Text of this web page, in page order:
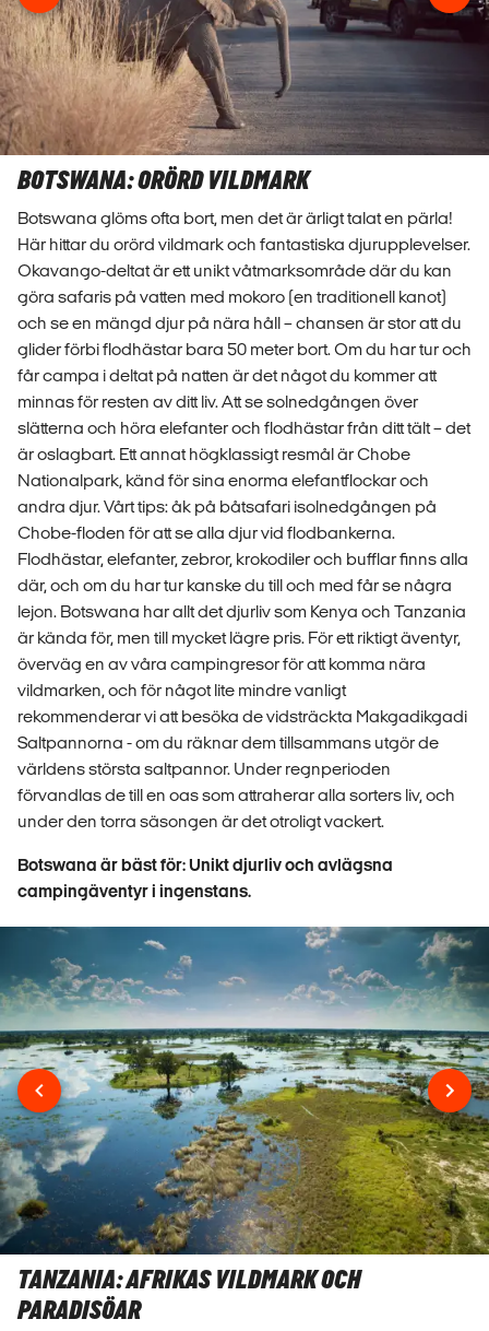
BOTSWANA: ORÖRD VILDMARK
Botswana glöms ofta bort, men det är ärligt talat en pärla!
Här hittar du orörd vildmark och fantastiska djurupplevelser.
Okavango-deltat är ett unikt våtmarksområde där du kan
göra safaris på vatten med mokoro (en traditionell kanot)
och se en mängd djur på nära håll – chansen är stor att du
glider förbi flodhästar bara 50 meter bort. Om du har tur och
får campa i deltat på natten är det något du kommer att
minnas för resten av ditt liv. Att se solnedgången över
slätterna och höra elefanter och flodhästar från ditt tält – det
är oslagbart. Ett annat högklassigt resmål är Chobe
Nationalpark, känd för sina enorma elefantflockar och
andra djur. Vårt tips: åk på båtsafari isolnedgången på
Chobe-floden för att se alla djur vid flodbankerna.
Flodhästar, elefanter, zebror, krokodiler och bufflar finns alla
där, och om du har tur kanske du till och med får se några
lejon. Botswana har allt det djurliv som Kenya och Tanzania
är kända för, men till mycket lägre pris. För ett riktigt äventyr,
överväg en av våra campingresor för att komma nära
vildmarken, och för något lite mindre vanligt
rekommenderar vi att besöka de vidsträckta Makgadikgadi
Saltpannorna - om du räknar dem tillsammans utgör de
världens största saltpannor. Under regnperioden
förvandlas de till en oas som attraherar alla sorters liv, och
under den torra säsongen är det otroligt vackert.
Botswana är bäst för: Unikt djurliv och avlägsna
campingäventyr i ingenstans.
TANZANIA: AFRIKAS VILDMARK OCH
PARADISÖAR